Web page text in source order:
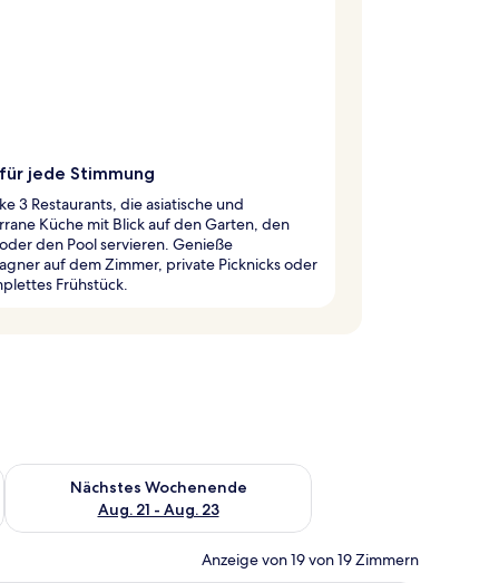
für jede Stimmung
3 Restaurants, die asiatische und
Küche mit Blick auf den Garten, den
den Pool servieren. Genieße
auf dem Zimmer, private Picknicks oder
Frühstück.
Aug. 14 - Aug. 16.
Nächstes Wochenende
Aug. 21 - Aug. 23
Überprüfe die Verfügbarkeit für nächstes Wochenende, Aug.
Anzeige von 19 von 19 Zimmern